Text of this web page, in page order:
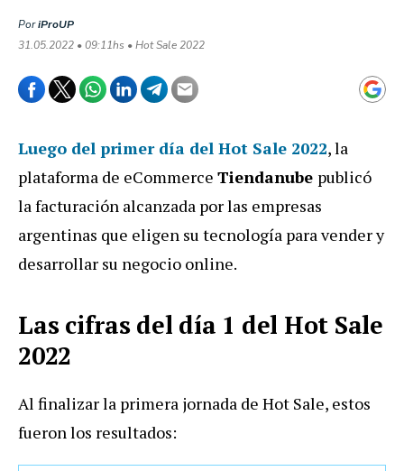
PoriProUP
31.05.2022 • 09:11hs • Hot Sale 2022
Luego del primer día del Hot Sale 2022, la
plataforma de eCommerce Tiendanube publicó
la facturación alcanzada por las empresas
argentinas que eligen su tecnología para vender y
desarrollar su negocio online.
Las cifras del día 1 del Hot Sale
2022
Al finalizar la primera jornada de Hot Sale, estos
fueron los resultados: